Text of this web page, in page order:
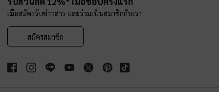
เมื่อสมัครรับข่าวสาร และร่วมเป็นสมาชิกกับเรา
สมัครสมาชิก